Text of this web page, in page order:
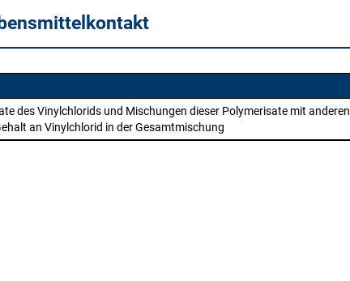
des Vinylchlorids und Mischungen dieser Polymerisate mit anderen
an Vinylchlorid in der Gesamtmischung